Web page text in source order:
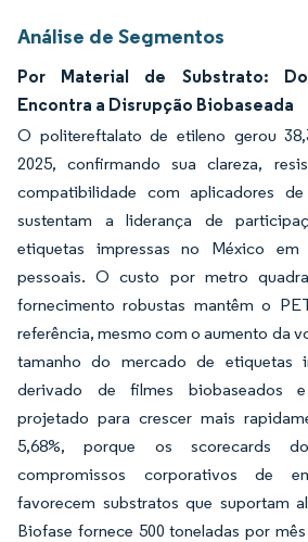
Análise de Segmentos
Por Material de Substrato:
Encontra a Disrupção Biobaseada
O politereftalato de etileno gerou
2025, confirmando sua clareza,
compatibilidade com aplicadores
sustentam a liderança de
etiquetas impressas no México
pessoais. O custo por metro
fornecimento robustas mantêm o
referência, mesmo com o aumento da
tamanho do mercado de etiquetas
derivado de filmes biobaseados
projetado para crescer mais
5,68%, porque os scorecards
compromissos corporativos de
favorecem substratos que suportam
Biofase fornece 500 toneladas por